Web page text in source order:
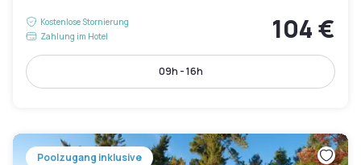
Kostenlose Stornierung
Zahlung im Hotel
104 €
09h - 16h
Poolzugang inklusive